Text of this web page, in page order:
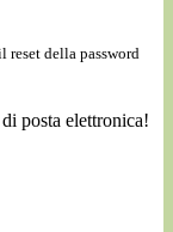
reset della password
posta elettronica!